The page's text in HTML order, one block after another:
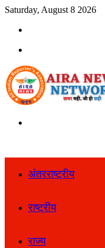
Saturday, August 8 2026
अंतरराष्ट्रीय
राष्ट्रीय
राज्य